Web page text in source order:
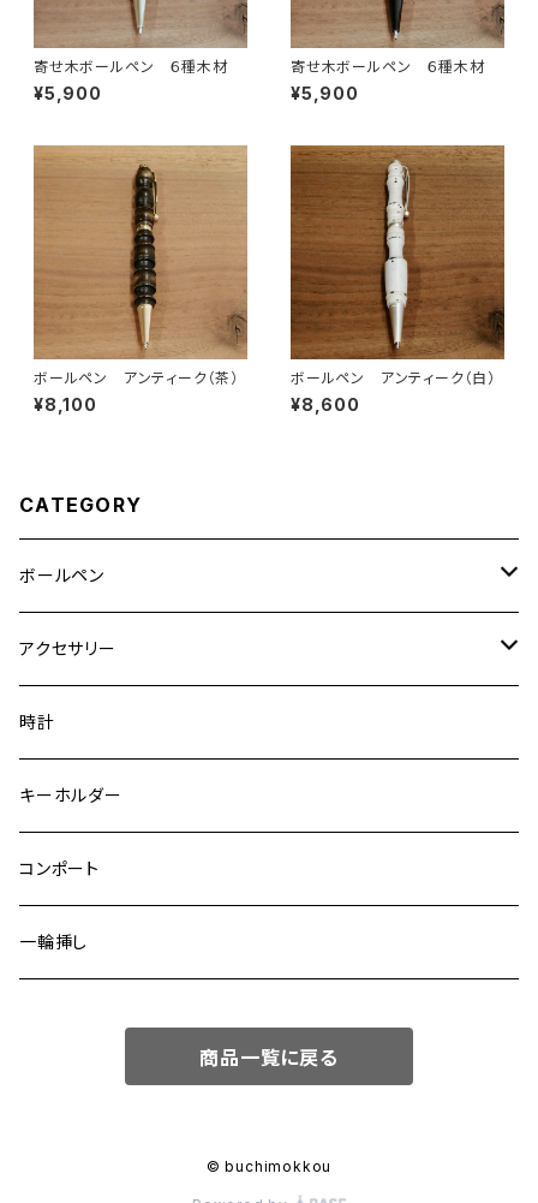
寄せ木ボールペン ６種木材
¥5,900
寄せ木ボールペン ６種木材
¥5,900
ボールペン アンティーク（茶）
¥8,100
ボールペン アンティーク（白）
¥8,600
CATEGORY
ボールペン
無垢単種
寄せ木
２トーン
寄せ木６種類材
アンティーク
替え芯
アクセサリー
ピアス
ブローチ
ピンバッジ
時計
キーホルダー
コンポート
一輪挿し
商品一覧に戻る
© buchimokkou